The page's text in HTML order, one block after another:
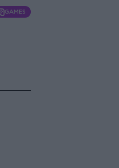
GAMES